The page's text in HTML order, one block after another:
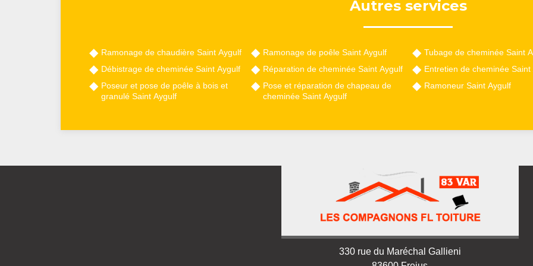
Autres services
Ramonage de chaudière Saint Aygulf
Débistrage de cheminée Saint Aygulf
Poseur et pose de poêle à bois et
granulé Saint Aygulf
Ramonage de poêle Saint Aygulf
Réparation de cheminée Saint Aygulf
Pose et réparation de chapeau de
cheminée Saint Aygulf
Tubage de cheminée Saint
Entretien de cheminée Saint
Ramoneur Saint Aygulf
330 rue du Maréchal Gallieni